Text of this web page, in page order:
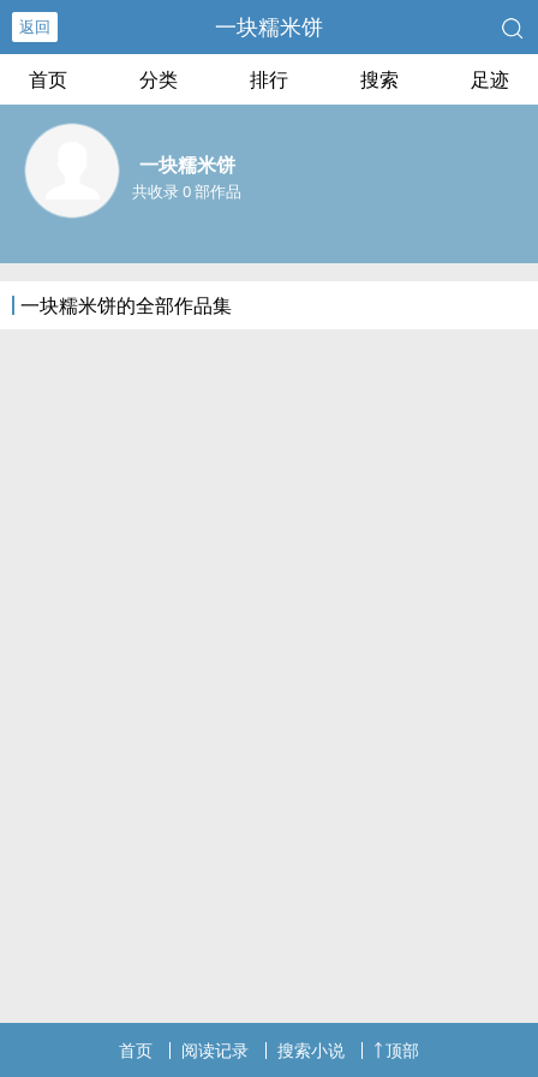
返回 一块糯米饼
首页 分类 排行 搜索 足迹
一块糯米饼
共收录 0 部作品
一块糯米饼的全部作品集
首页 阅读记录 搜索小说 顶部